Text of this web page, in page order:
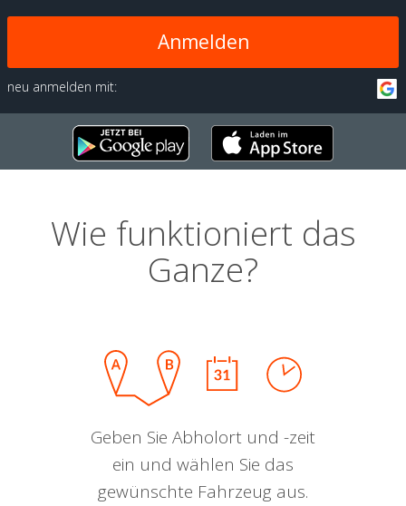
Anmelden
neu anmelden mit:
Wie funktioniert das
Ganze?
Geben Sie Abholort und -zeit
ein und wählen Sie das
gewünschte Fahrzeug aus.